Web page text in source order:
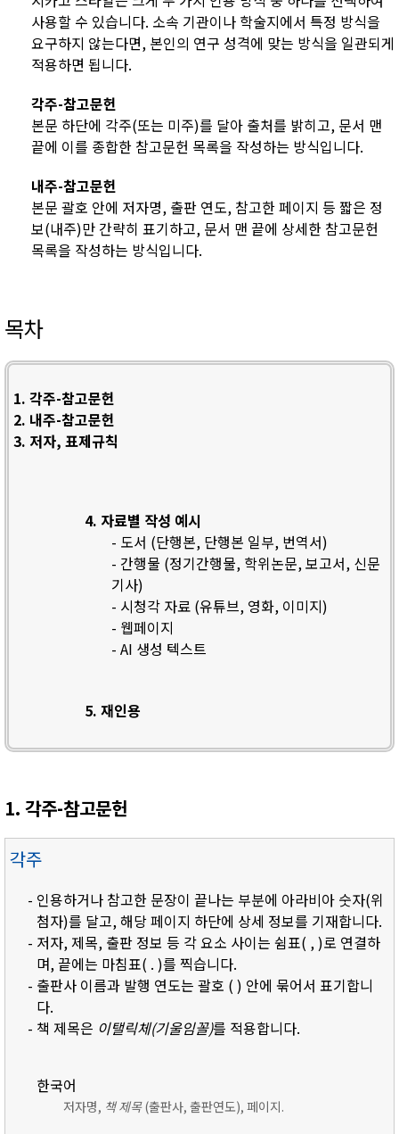
사용할 수 있습니다. 소속 기관이나 학술지에서 특정 방식을
요구하지 않는다면, 본인의 연구 성격에 맞는 방식을 일관되게
적용하면 됩니다.
각주-참고문헌
본문 하단에 각주(또는 미주)를 달아 출처를 밝히고, 문서 맨
끝에 이를 종합한 참고문헌 목록을 작성하는 방식입니다.
내주-참고문헌
본문 괄호 안에 저자명, 출판 연도, 참고한 페이지 등 짧은 정
보(내주)만 간략히 표기하고, 문서 맨 끝에 상세한 참고문헌
목록을 작성하는 방식입니다.
목차
1. 각주-참고문헌
2. 내주-참고문헌
3. 저자, 표제규칙
4. 자료별 작성 예시
- 도서 (단행본, 단행본 일부, 번역서)
- 간행물 (정기간행물, 학위논문, 보고서, 신문
기사)
- 시청각 자료 (유튜브, 영화, 이미지)
- 웹페이지
- AI 생성 텍스트
5. 재인용
1. 각주-참고문헌
각주
- 인용하거나 참고한 문장이 끝나는 부분에 아라비아 숫자(위
첨자)를 달고, 해당 페이지 하단에 상세 정보를 기재합니다.
- 저자, 제목, 출판 정보 등 각 요소 사이는 쉼표( , )로 연결하
며, 끝에는 마침표( . )를 찍습니다.
- 출판사 이름과 발행 연도는 괄호 ( ) 안에 묶어서 표기합니
다.
- 책 제목은 이탤릭체(기울임꼴)를 적용합니다.
한국어
저자명, 책 제목(출판사, 출판연도), 페이지.